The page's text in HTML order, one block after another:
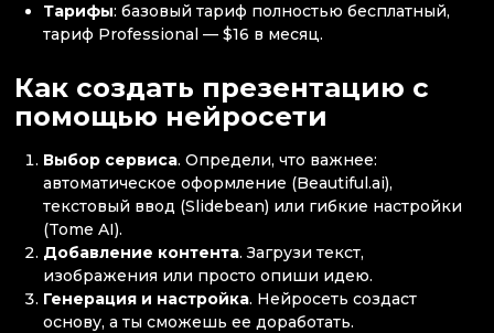
Тарифы: базовый тариф полностью бесплатный,
тариф Professional — $16 в месяц.
Как создать презентацию с
помощью нейросети
Выбор сервиса. Определи, что важнее:
автоматическое оформление (Beautiful.ai),
текстовый ввод (Slidebean) или гибкие настройки
(Tome AI).
Добавление контента. Загрузи текст,
изображения или просто опиши идею.
Генерация и настройка. Нейросеть создаст
основу, а ты сможешь ее доработать.